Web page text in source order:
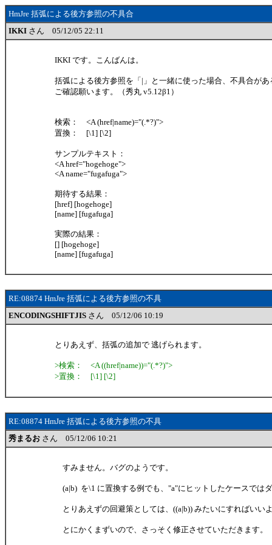
HmJre 括弧による後方参照の不具合
IKKI さん 05/12/05 22:11
IKKI です。こんばんは。
括弧による後方参照を「|」と一緒に使った場合、不具合があ
ご確認願います。（秀丸 v5.12β1）
検索： <A (href|name)="(.*?)">
置換： [\1] [\2]
サンプルテキスト：
<A href="hogehoge">
<A name="fugafuga">
期待する結果：
[href] [hogehoge]
[name] [fugafuga]
実際の結果：
[] [hogehoge]
[name] [fugafuga]
RE:08874 HmJre 括弧による後方参照の不具
ENCODINGSHIFTJIS さん 05/12/06 10:19
とりあえず、括弧の追加で 逃げられます。
>検索： <A ((href|name))="(.*?)">
>置換： [\1] [\2]
RE:08874 HmJre 括弧による後方参照の不具
秀まるお さん 05/12/06 10:21
すみません。バグのようです。
(a|b) を\1 に置換する例でも、"a"にヒットしたケースではダ
とりあえずの回避策としては、((a|b)) みたいにすればいいよ
とにかくまずいので、さっそく修正させていただきます。